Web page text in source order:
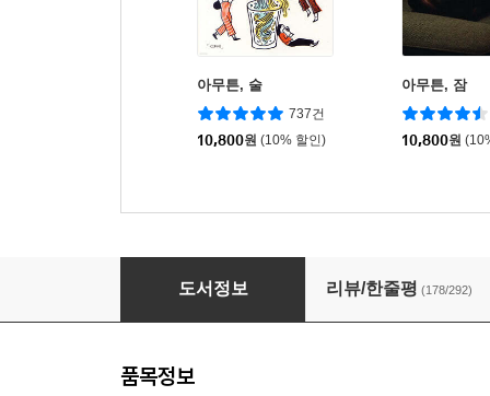
아무튼, 술
737건
10,800원 (10% 할인)
아무튼, 잠
10,800원
아무튼, 아이돌
도서정보 리뷰/한줄평 (178/292)
품목정보